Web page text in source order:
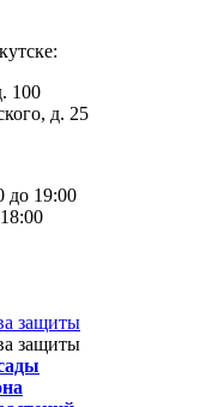
100
д. 25
до 19:00
защиты
защиты